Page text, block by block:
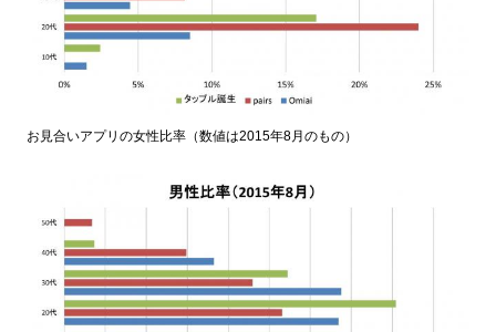
お見合いアプリの女性比率（数値は2015年8月のもの）